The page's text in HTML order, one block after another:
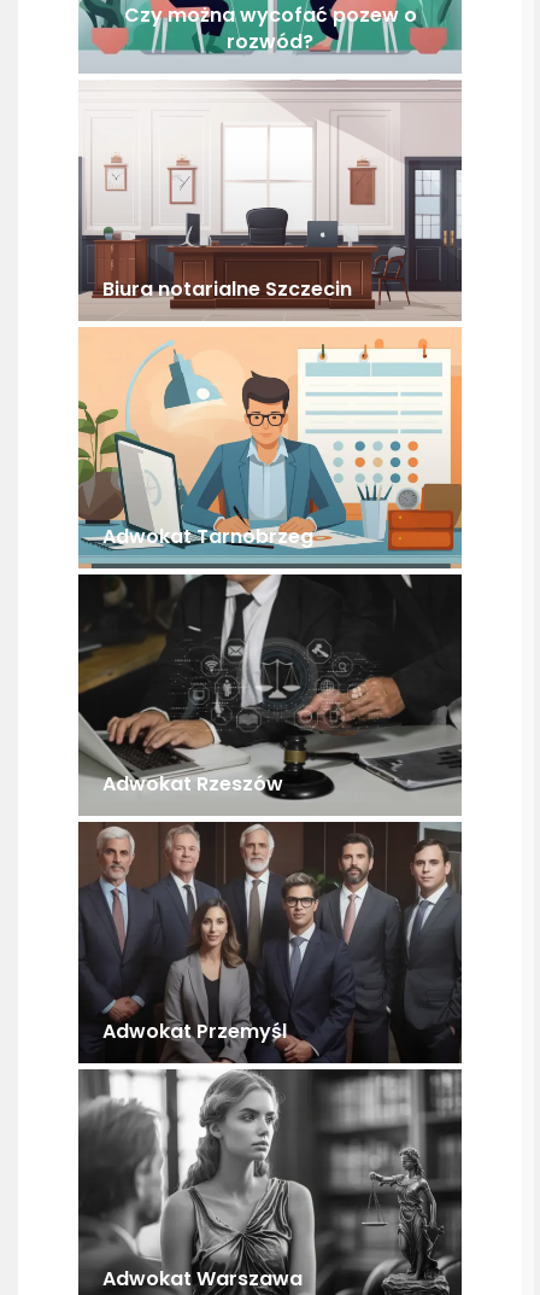
Czy można wycofać pozew o
rozwód?
Biura notarialne Szczecin
Adwokat Tarnobrzeg
Adwokat Rzeszów
Adwokat Przemyśl
Adwokat Warszawa